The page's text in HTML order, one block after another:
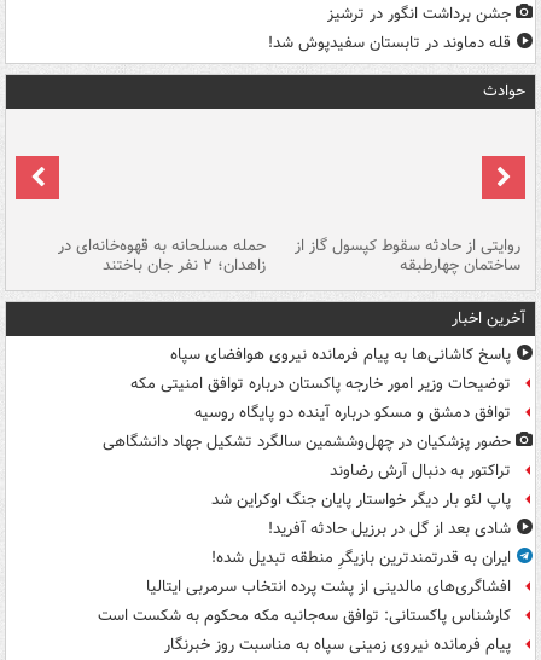
جشن برداشت انگور در ترشیز
قله دماوند در تابستان سفیدپوش شد!
حوادث
روایتی از حادثه سقوط کپسول گاز از
ساختمان چهارطبقه
حمله مسلحانه به قهوه‌خانه‌ای در
زاهدان؛ ۲ نفر جان باختند
آخرین اخبار
پاسخ کاشانی‌ها به پیام فرمانده نیروی هوافضای سپاه
توضیحات وزیر امور خارجه پاکستان درباره توافق امنیتی مکه
توافق دمشق و مسکو درباره آینده دو پایگاه روسیه
حضور پزشکیان در چهل‌وششمین سالگرد تشکیل جهاد دانشگاهی
تراکتور به دنبال آرش رضاوند
پاپ لئو بار دیگر خواستار پایان جنگ اوکراین شد
شادی بعد از گل در برزیل حادثه آفرید!
ایران به قدرتمندترین بازیگرِ منطقه تبدیل شده!
افشاگری‌های مالدینی از پشت پرده انتخاب سرمربی ایتالیا
کارشناس پاکستانی: توافق سه‌جانبه مکه محکوم به شکست است
پیام فرمانده نیروی زمینی سپاه به مناسبت روز خبرنگار